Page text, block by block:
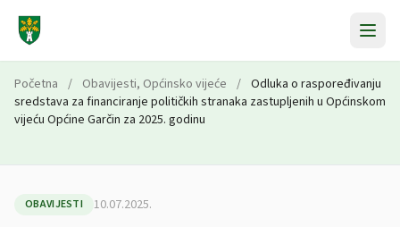
Početna / Obavijesti, Općinsko vijeće / Odluka o raspoređivanju
sredstava za financiranje političkih stranaka zastupljenih u Općinskom
vijeću Općine Garčin za 2025. godinu
OBAVIJESTI 10.07.2025.